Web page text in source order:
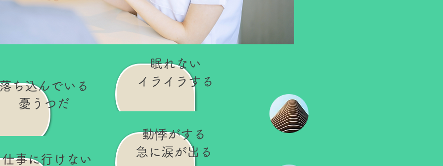
ち込んでいる
憂うつだ
仕事に行けない
​眠れない
イライラする
動悸がする
急に涙が出る